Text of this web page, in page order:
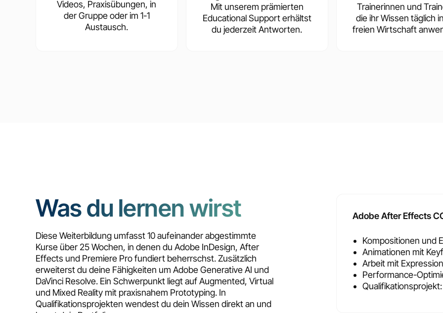
Videos, Praxisübungen, in
der Gruppe oder im 1-1
Austausch.
Mit unserem prämierten
Educational Support erhältst
du jederzeit Antworten.
Trainerinnen und
die ihr Wissen täglich
freien Wirtschaft
Was du lernen wirst
Diese Weiterbildung umfasst 10 aufeinander abgestimmte
Kurse über 25 Wochen, in denen du Adobe InDesign, After
Effects und Premiere Pro fundiert beherrschst. Zusätzlich
erweiterst du deine Fähigkeiten um Adobe Generative AI und
DaVinci Resolve. Ein Schwerpunkt liegt auf Augmented, Virtual
und Mixed Reality mit praxisnahem Prototyping. In
Qualifikationsprojekten wendest du dein Wissen direkt an und
Adobe After Effects
Kompositionen und
Animationen mit
Arbeit mit
Performance-